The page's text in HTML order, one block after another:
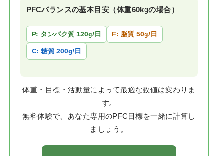
PFCバランスの基本目安（体重60kgの場合）
P: タンパク質 120g/日 F: 脂質 50g/日
C: 糖質 200g/日
体重・目標・活動量によって最適な数値は変わりま
す。
無料体験で、あなた専用のPFC目標を一緒に計算し
ましょう。